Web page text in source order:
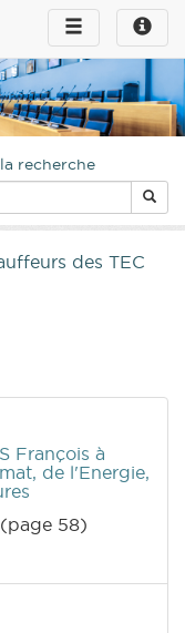
Toggle
infos
Toggle
navigation
recherche
des TEC
François à
de l'Energie,
(page 58)